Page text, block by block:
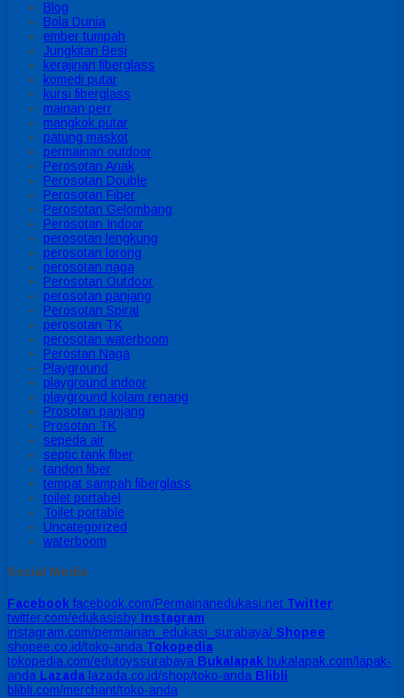
Blog
Bola Dunia
ember tumpah
Jungkitan Besi
kerajinan fiberglass
komedi putar
kursi fiberglass
mainan perr
mangkok putar
patung maskot
permainan outdoor
Perosotan Anak
Perosotan Double
Perosotan Fiber
Perosotan Gelombang
Perosotan Indoor
perosotan lengkung
perosotan lorong
perosotan naga
Perosotan Outdoor
perosotan panjang
Perosotan Spiral
perosotan TK
perosotan waterboom
Perostan Naga
Playground
playground indoor
playground kolam renang
Prosotan panjang
Prosotan TK
sepeda air
septic tank fiber
tandon fiber
tempat sampah fiberglass
toilet portabel
Toilet portable
Uncategorized
waterboom
Social Media
Facebook facebook.com/Permainanedukasi.net Twitter
twitter.com/edukasisby Instagram
instagram.com/permainan_edukasi_surabaya/ Shopee
shopee.co.id/toko-anda Tokopedia
tokopedia.com/edutoyssurabaya Bukalapak bukalapak.com/lapak-
anda Lazada lazada.co.id/shop/toko-anda Blibli
blibli.com/merchant/toko-anda